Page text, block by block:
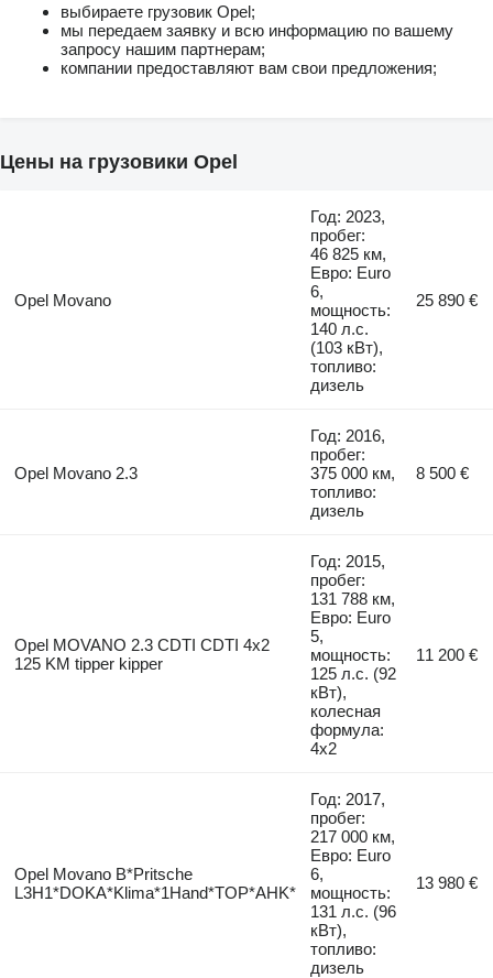
выбираете грузовик Opel;
мы передаем заявку и всю информацию по вашему
запросу нашим партнерам;
компании предоставляют вам свои предложения;
Цены на грузовики Opel
Opel Movano
Год: 2023,
пробег:
46 825 км,
Евро: Euro
6,
мощность:
140 л.с.
(103 кВт),
топливо:
дизель
25 890 €
Opel Movano 2.3
Год: 2016,
пробег:
375 000 км,
топливо:
дизель
8 500 €
Opel MOVANO 2.3 CDTI CDTI 4x2
125 KM tipper kipper
Год: 2015,
пробег:
131 788 км,
Евро: Euro
5,
мощность:
125 л.с. (92
кВт),
колесная
формула:
4x2
11 200 €
Opel Movano B*Pritsche
L3H1*DOKA*Klima*1Hand*TOP*AHK*
Год: 2017,
пробег:
217 000 км,
Евро: Euro
6,
мощность:
131 л.с. (96
кВт),
топливо:
дизель
13 980 €